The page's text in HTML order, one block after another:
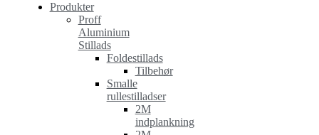
Produkter
Proff
Aluminium
Stillads
Foldestillads
Tilbehør
Smalle
rullestilladser
2M
indplankning